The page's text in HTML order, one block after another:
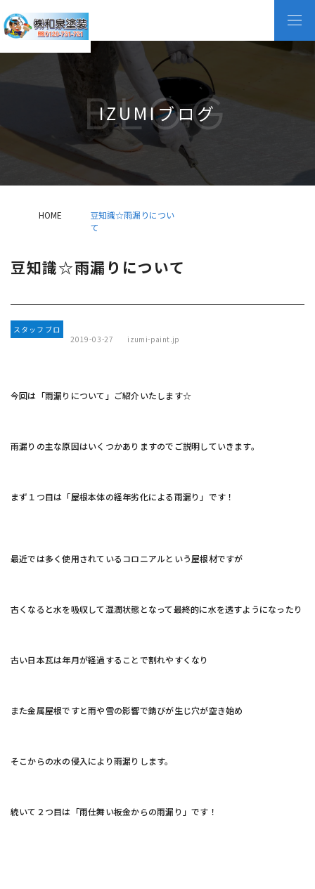
IZUMIブログ
BLOG
HOME
豆知識☆雨漏りについ
て
豆知識☆雨漏りについて
スタッフブロ
2019-03-27 izumi-paint.jp
今回は「雨漏りについて」ご紹介いたします☆
雨漏りの主な原因はいくつかありますのでご説明していきます。
まず１つ目は「屋根本体の経年劣化による雨漏り」です！
最近では多く使用されているコロニアルという屋根材ですが
古くなると水を吸収して湿潤状態となって最終的に水を透すようになったり
古い日本瓦は年月が経過することで割れやすくなり
また金属屋根ですと雨や雪の影響で錆びが生じ穴が空き始め
そこからの水の侵入により雨漏りします。
続いて２つ目は「雨仕舞い板金からの雨漏り」です！